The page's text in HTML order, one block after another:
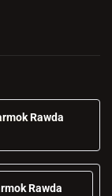
Rawda
Rawda